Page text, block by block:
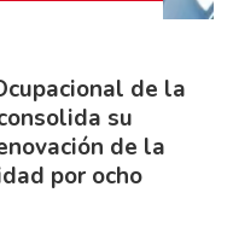
de la
su
de la
por ocho